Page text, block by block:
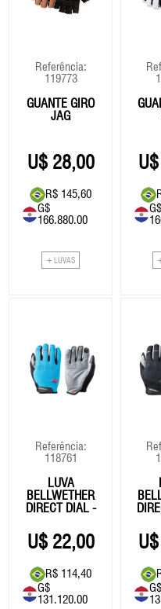
Eixo Central
Guidão
Kit Reparos Suspensão
Fita De Guidão
Referência:
119773
GUANTE GIRO
JAG
28,00
R$ 145,60
G$
166.880.00
+ LUVAS
G$
Referência:
118761
LUVA
BELLWETHER
DIRECT DIAL -
22,00
R$ 114,40
G$
131.120.00
G$